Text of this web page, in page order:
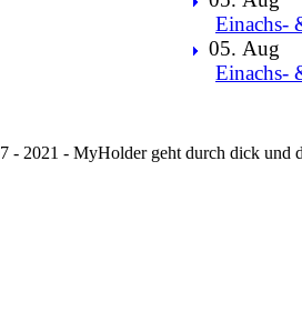
Einachs-
05. Aug
Einachs-
- 2021 - MyHolder geht durch dick und